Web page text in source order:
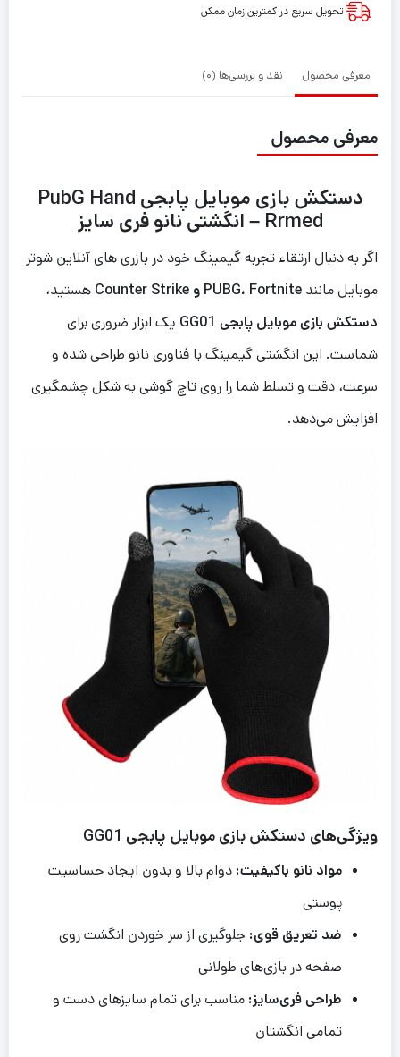
تحویل سریع در کمترین زمان ممکن
معرفی محصول نقد و بررسی‌ها (0)
معرفی محصول
دستکش بازی موبایل پابجی PubG Hand
Rrmed – انگشتی نانو فری سایز
اگر به دنبال ارتقاء تجربه گیمینگ خود در بازری های آنلاین شوتر
موبایل مانند PUBG، Fortnite و Counter Strike
هستید،
دستکش بازی موبایل پابجی GG01
یک ابزار ضروری برای
شماست. این انگشتی گیمینگ با فناوری نانو طراحی شده و
سرعت، دقت و تسلط شما را روی تاچ گوشی به شکل چشمگیری
افزایش می‌دهد.
ویژگی‌های دستکش بازی موبایل پابجی GG01
مواد نانو باکیفیت: دوام بالا و بدون ایجاد حساسیت
پوستی
ضد تعریق قوی: جلوگیری از سر خوردن انگشت روی
صفحه در بازی‌های طولانی
طراحی فری‌سایز: مناسب برای تمام سایزهای دست و
تمامی انگشتان